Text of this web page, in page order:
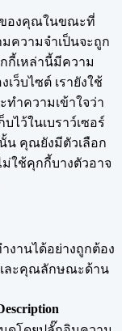
ของคุณในขณะที่
ความจำเป็นจะถูก
กี้เหล่านี้มีความ
ว็บไซต์ เรายังใช้
ำความเข้าใจว่า
ไว้ในเบราว์เซอร์
น คุณยังมีตัวเลือก
ม่ใช้คุกกี้บางตัวอาจ
งานได้อย่างถูกต้อง
ละคุณลักษณะด้าน